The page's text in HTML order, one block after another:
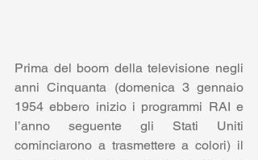
Prima del boom della televisione negli
anni Cinquanta (domenica 3 gennaio
1954 ebbero inizio i programmi RAI e
l’anno seguente gli Stati Uniti
cominciarono a trasmettere a colori) il